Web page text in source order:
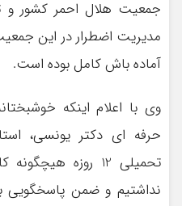
جمعیت هلال احمر کشور و
آماده باش کامل بوده است.
وی با اعلام اینکه
حرفه ای دکتر یونسی،
تحمیلی 12 روزه
نداشتیم و ضمن پاسخگویی